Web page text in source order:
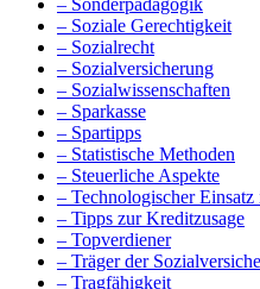
– Sonderpädagogik
– Soziale Gerechtigkeit
– Sozialrecht
– Sozialversicherung
– Sozialwissenschaften
– Sparkasse
– Spartipps
– Statistische Methoden
– Steuerliche Aspekte
– Technologischer Einsatz
– Tipps zur Kreditzusage
– Topverdiener
– Träger der
– Tragfähigkeit